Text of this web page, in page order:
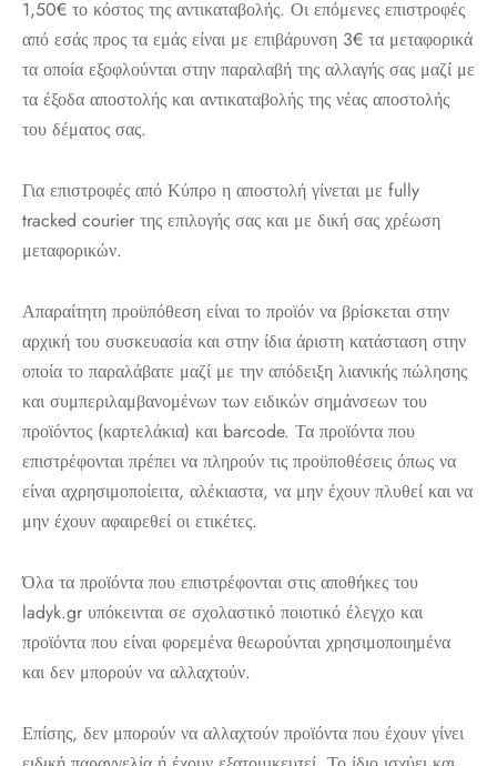
1,50€ το κόστος της αντικαταβολής. Οι επόμενες επιστροφές
από εσάς προς τα εμάς είναι με επιβάρυνση 3€ τα μεταφορικά
τα οποία εξοφλούνται στην παραλαβή της αλλαγής σας μαζί με
τα έξοδα αποστολής και αντικαταβολής της νέας αποστολής
του δέματος σας.
Για επιστροφές από Κύπρο η αποστολή γίνεται με fully
tracked courier της επιλογής σας και με δική σας χρέωση
μεταφορικών.
Απαραίτητη προϋπόθεση είναι το προϊόν να βρίσκεται στην
αρχική του συσκευασία και στην ίδια άριστη κατάσταση στην
οποία το παραλάβατε μαζί με την απόδειξη λιανικής πώλησης
και συμπεριλαμβανομένων των ειδικών σημάνσεων του
προϊόντος (καρτελάκια) και barcode. Τα προϊόντα που
επιστρέφονται πρέπει να πληρούν τις προϋποθέσεις όπως να
είναι αχρησιμοποίειτα, αλέκιαστα, να μην έχουν πλυθεί και να
μην έχουν αφαιρεθεί οι ετικέτες.
Όλα τα προϊόντα που επιστρέφονται στις αποθήκες του
ladyk.gr υπόκεινται σε σχολαστικό ποιοτικό έλεγχο και
προϊόντα που είναι φορεμένα θεωρούνται χρησιμοποιημένα
και δεν μπορούν να αλλαχτούν.
Επίσης, δεν μπορούν να αλλαχτούν προϊόντα που έχουν γίνει